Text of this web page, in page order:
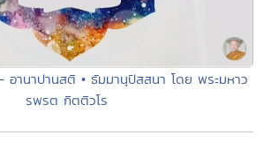
านาปานสติ • ธัมมานุปัสสนา โดย พระมหาว
รพรต กิตติวโร